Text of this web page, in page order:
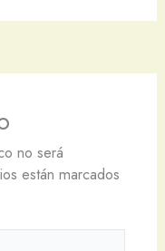
no será
están marcados